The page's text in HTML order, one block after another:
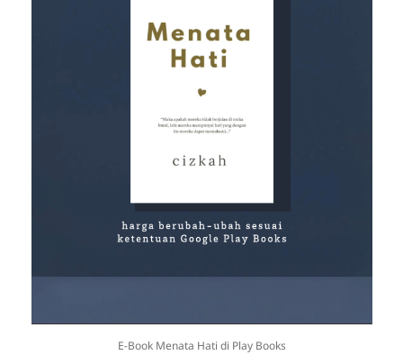
E-Book Menata Hati di Play Books